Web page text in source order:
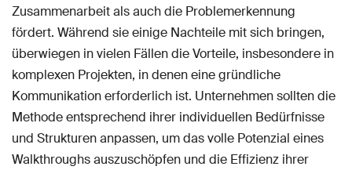
Zusammenarbeit als auch die Problemerkennung
fördert. Während sie einige Nachteile mit sich bringen,
überwiegen in vielen Fällen die Vorteile, insbesondere in
komplexen Projekten, in denen eine gründliche
Kommunikation erforderlich ist. Unternehmen sollten die
Methode entsprechend ihrer individuellen Bedürfnisse
und Strukturen anpassen, um das volle Potenzial eines
Walkthroughs auszuschöpfen und die Effizienz ihrer